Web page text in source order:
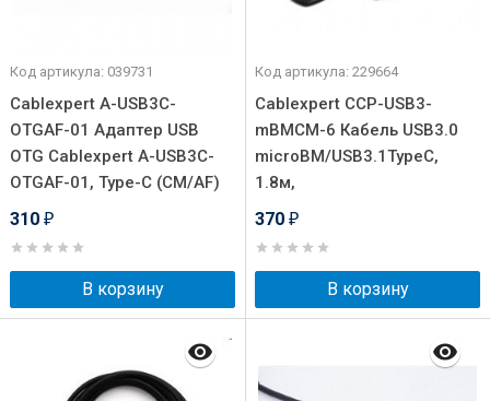
Код артикула: 039731
Cablexpert A-USB3C-
OTGAF-01 Адаптер USB
OTG Cablexpert A-USB3C-
OTGAF-01, Type-C (CM/AF)
310 ₽
В корзину
Код артикула: 229664
Cablexpert CCP-USB3-
mBMCM-6 Кабель USB3.0
microBM/USB3.1TypeC,
1.8м,
370 ₽
В корзину